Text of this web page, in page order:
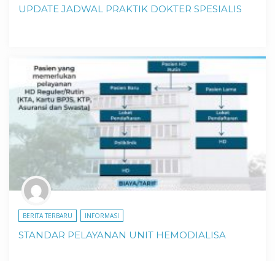
UPDATE JADWAL PRAKTIK DOKTER SPESIALIS
BERITA TERBARU INFORMASI
STANDAR PELAYANAN UNIT HEMODIALISA